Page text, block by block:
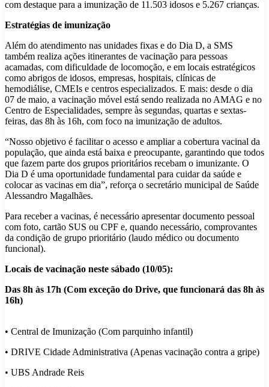
com destaque para a imunização de 11.503 idosos e 5.267 crianças.
Estratégias de imunização
Além do atendimento nas unidades fixas e do Dia D, a SMS
também realiza ações itinerantes de vacinação para pessoas
acamadas, com dificuldade de locomoção, e em locais estratégicos
como abrigos de idosos, empresas, hospitais, clínicas de
hemodiálise, CMEIs e centros especializados. E mais: desde o dia
07 de maio, a vacinação móvel está sendo realizada no AMAG e no
Centro de Especialidades, sempre às segundas, quartas e sextas-
feiras, das 8h às 16h, com foco na imunização de adultos.
“Nosso objetivo é facilitar o acesso e ampliar a cobertura vacinal da
população, que ainda está baixa e preocupante, garantindo que todos
que fazem parte dos grupos prioritários recebam o imunizante. O
Dia D é uma oportunidade fundamental para cuidar da saúde e
colocar as vacinas em dia”, reforça o secretário municipal de Saúde
Alessandro Magalhães.
Para receber a vacinas, é necessário apresentar documento pessoal
com foto, cartão SUS ou CPF e, quando necessário, comprovantes
da condição de grupo prioritário (laudo médico ou documento
funcional).
Locais de vacinação neste sábado (10/05):
Das 8h às 17h (Com exceção do Drive, que funcionará das 8h às
16h)
• Central de Imunização (Com parquinho infantil)
• DRIVE Cidade Administrativa (Apenas vacinação contra a gripe)
• UBS Andrade Reis